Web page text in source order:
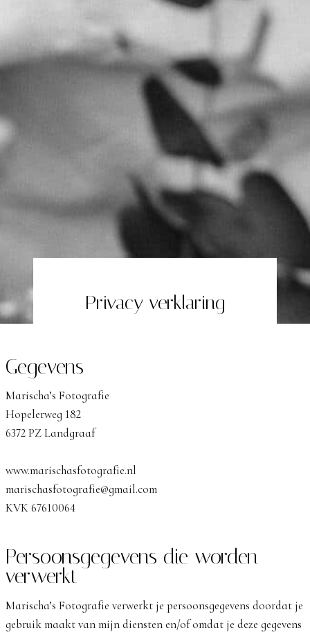
Privacy verklaring
Gegevens
Marischa’s Fotografie
Hopelerweg 182
6372 PZ Landgraaf
www.marischasfotografie.nl
marischasfotografie@gmail.com
KVK 67610064
Persoonsgegevens die worden
verwerkt
Marischa’s Fotografie verwerkt je persoonsgegevens doordat je
gebruik maakt van mijn diensten en/of omdat je deze gegevens